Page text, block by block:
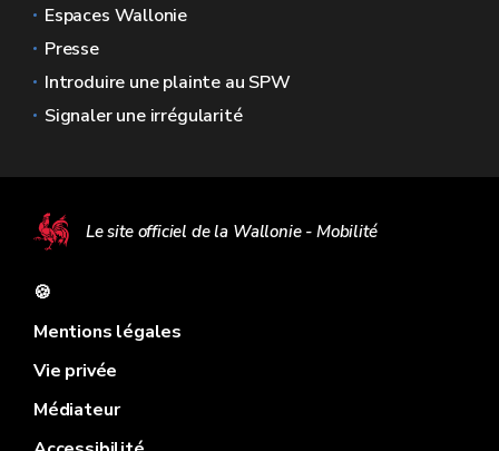
Espaces Wallonie
Presse
Introduire une plainte au SPW
Signaler une irrégularité
Le site officiel de la Wallonie - Mobilité
🍪
Mentions légales
Vie privée
Médiateur